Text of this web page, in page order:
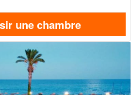
une chambre